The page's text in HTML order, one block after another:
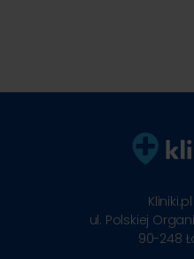
ul. Polskiej
90-248